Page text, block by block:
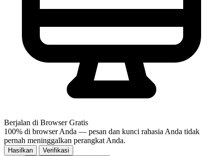
Berjalan di Browser Gratis
100% di browser Anda — pesan dan kunci rahasia Anda tidak
pernah meninggalkan perangkat Anda.
Hasilkan Verifikasi